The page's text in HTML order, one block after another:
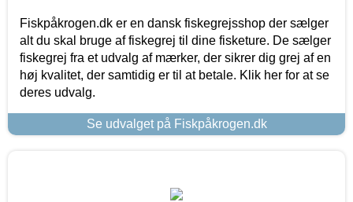
Fiskpåkrogen.dk er en dansk fiskegrejsshop der sælger
alt du skal bruge af fiskegrej til dine fisketure. De sælger
fiskegrej fra et udvalg af mærker, der sikrer dig grej af en
høj kvalitet, der samtidig er til at betale. Klik her for at se
deres udvalg.
Se udvalget på Fiskpåkrogen.dk